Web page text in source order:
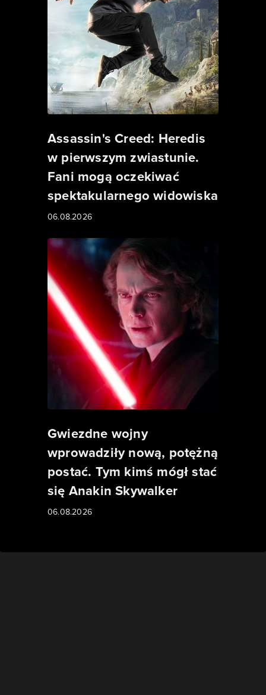
Assassin's Creed: Heredis
w pierwszym zwiastunie.
Fani mogą oczekiwać
spektakularnego widowiska
06.08.2026
Gwiezdne wojny
wprowadziły nową, potężną
postać. Tym kimś mógł stać
się Anakin Skywalker
06.08.2026